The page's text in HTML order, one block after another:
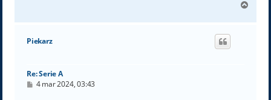
g
Piekarz
Re: Serie A
P4 mar 2024, 03:43